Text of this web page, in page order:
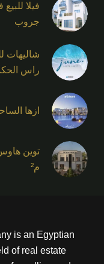
فيلا
جروب
شاليهات
راس
ازها
م²
is an Egyptian
of real estate